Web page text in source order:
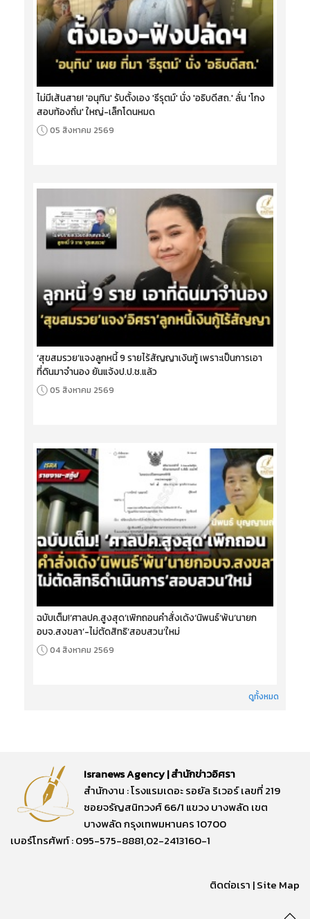
ไม่มีเส้นสาย! 'อนุทิน' รับตั้งเอง 'ธีรุตม์' นั่ง 'อธิบดีสถ.' ลั่น 'โกง
สอบท้องถิ่น' ใหญ่-เล็กโดนหมด
05 สิงหาคม 2569
‘สุขสมรวย’แจงลูกหนี้ 9 รายไร้สัญญาเงินกู้ เพราะเป็นการเอา
ที่ดินมาจำนอง ยันแจ้งป.ป.ช.แล้ว
05 สิงหาคม 2569
ฉบับเต็ม!‘ศาลปค.สูงสุด’เพิกถอนคำสั่งเด้ง‘นิพนธ์’พ้น‘นายก
อบจ.สงขลา’-ไม่ตัดสิทธิ‘สอบสวน’ใหม่
04 สิงหาคม 2569
ดูทั้งหมด
Isranews Agency | สำนักข่าวอิศรา
สำนักงาน : โรงแรมเดอะ รอยัล ริเวอร์ เลขที่ 219
ซอยจรัญสนิทวงศ์ 66/1 แขวง บางพลัด เขต
บางพลัด กรุงเทพมหานคร 10700
เบอร์โทรศัพท์ : 095-575-8881,02-2413160-1
ติดต่อเรา |Site Map